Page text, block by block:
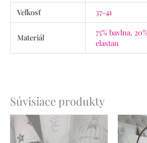
Veľkosť
37-41
Materiál
75% bavlna,
elastan
Súvisiace produkty